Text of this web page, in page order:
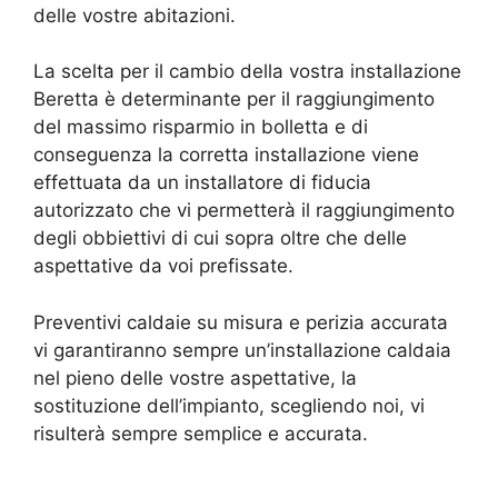
delle vostre abitazioni.
La scelta per il cambio della vostra installazione
Beretta è determinante per il raggiungimento
del massimo risparmio in bolletta e di
conseguenza la corretta installazione viene
effettuata da un installatore di fiducia
autorizzato che vi permetterà il raggiungimento
degli obbiettivi di cui sopra oltre che delle
aspettative da voi prefissate.
Preventivi caldaie su misura e perizia accurata
vi garantiranno sempre un’installazione caldaia
nel pieno delle vostre aspettative, la
sostituzione dell’impianto, scegliendo noi, vi
risulterà sempre semplice e accurata.